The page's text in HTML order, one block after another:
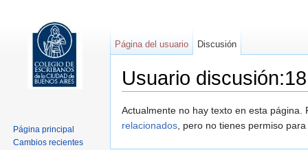
Usuario
Actualmente no hay texto en esta página.
relacionados, pero no tienes permiso
Página del usuario Discusión
Página principal
Cambios recientes